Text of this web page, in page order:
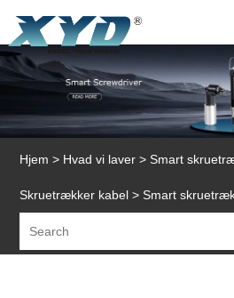
Hjem > Hvad vi laver >Smart
Skruetrækker kabel > Smart